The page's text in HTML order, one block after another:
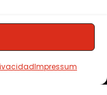
Impressum